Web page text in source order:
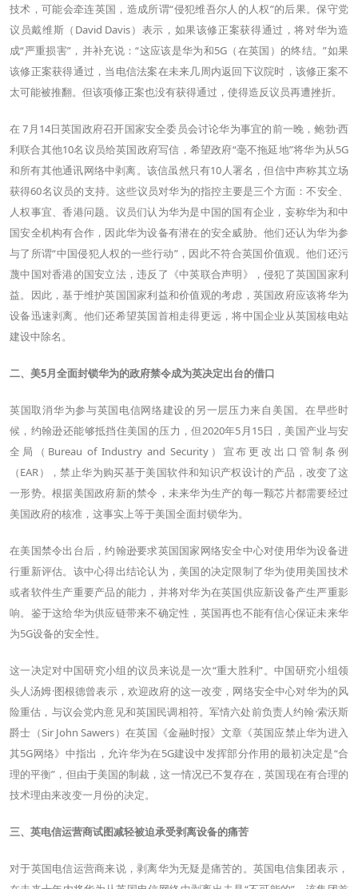
技术，可能会牵连英国，造成所谓“侵犯维吾尔人的人权”的后果。保守党
议员戴维斯（David Davis）表示，如果该修正案获得通过，将对华为造
成“严重损害”，并补充说：“这应该是华为和5G（在英国）的终结。”如果
该修正案获得通过，当电信法案在未来几周内返回下议院时，该修正案不
太可能被推翻。但该项修正案也没有获得通过，使得造反议员再遭挫折。
在 7月14日英国政府召开国家安全委员会讨论华为事宜的前一晚，鲍勃·西
利联合其他10名议员给英国政府写信，希望政府“毫不拖延地”将华为从5G
和所有其他通讯网络中剥离。该信虽然只有10人署名，但信中声称其立场
获得60名议员的支持。这些议员对华为的指控主要是三个方面：不安全、
人权事宜、香港问题。议员们认为华为是中国的国有企业，妄称华为和中
国安全机构有合作，因此华为设备有潜在的安全威胁。他们还认为华为参
与了所谓“中国侵犯人权的一些行动”，因此不符合英国价值观。他们还污
蔑中国对香港的国安立法，违反了《中英联合声明》，侵犯了英国国家利
益。因此，基于维护英国国家利益和价值观的考虑，英国政府应该将华为
设备迅速剥离。他们还希望英国首相走得更远，将中国企业从英国核电站
建设中除名。
二、美5月全面封锁华为的政府禁令成为英决定出台的借口
英国取消华为参与英国电信网络建设的另一层压力来自美国。在早些时
候，约翰逊还能够抵挡住美国的压力，但2020年5月15日，美国产业与安
全局（Bureau of Industry and Security）宣布更改出口管制条例
（EAR），禁止华为购买基于美国软件和知识产权设计的产品，改变了这
一形势。根据美国政府新的禁令，未来华为生产的每一颗芯片都需要经过
美国政府的核准，这事实上等于美国全面封锁华为。
在美国禁令出台后，约翰逊要求英国国家网络安全中心对使用华为设备进
行重新评估。该中心得出结论认为，美国的决定限制了华为使用美国技术
或者软件生产重要产品的能力，并将对华为在英国供应新设备产生严重影
响。鉴于这给华为供应链带来不确定性，英国再也不能有信心保证未来华
为5G设备的安全性。
这一决定对中国研究小组的议员来说是一次“重大胜利”。中国研究小组领
头人汤姆·图根德曾表示，欢迎政府的这一改变，网络安全中心对华为的风
险重估，与议会党内意见和英国民调相符。军情六处前负责人约翰·索沃斯
爵士（Sir John Sawers）在英国《金融时报》文章《英国应禁止华为进入
其5G网络》中指出，允许华为在5G建设中发挥部分作用的最初决定是“合
理的平衡”，但由于美国的制裁，这一情况已不复存在，英国现在有合理的
技术理由来改变一月份的决定。
三、英电信运营商试图减轻被迫承受剥离设备的痛苦
对于英国电信运营商来说，剥离华为无疑是痛苦的。英国电信集团表示，